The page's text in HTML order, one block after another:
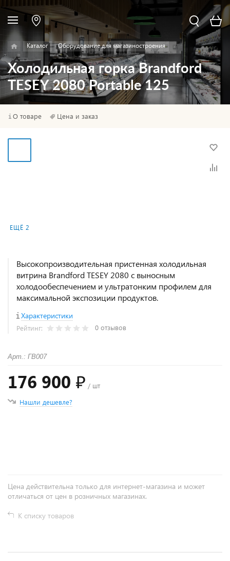
Каталог Оборудование для магазиностроения
Холодильная горка Brandford
TESEY 2080 Portable 125
О товаре Цена и заказ
ЕЩЁ 2
Высокопроизводительная пристенная холодильная
витрина Brandford TESEY 2080 с выносным
холодообеспечением и ультратонким профилем для
максимальной экспозиции продуктов.
Характеристики
Рейтинг: 0 отзывов
Арт.: ГВ007
176 900 ₽ / шт
Нашли дешевле?
Цена действительна только для интернет-магазина и может
отличаться от цен в розничных магазинах.
К списку товаров